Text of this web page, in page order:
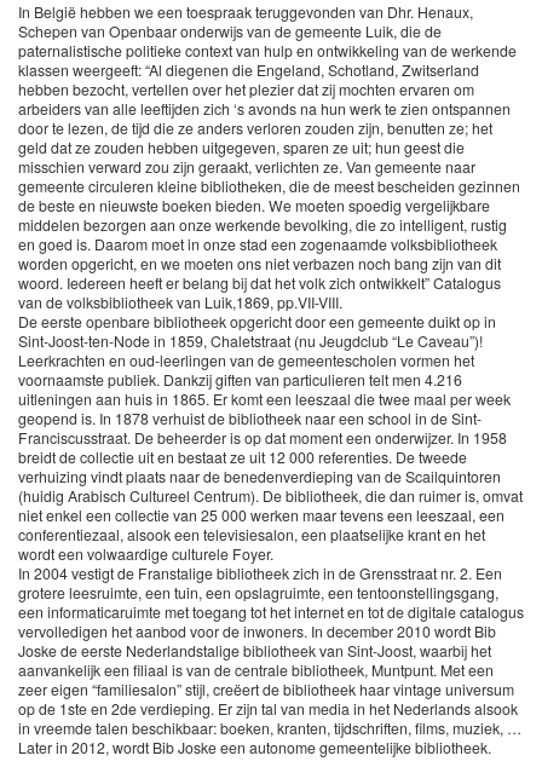
In België hebben we een toespraak teruggevonden van Dhr. Henaux,
Schepen van Openbaar onderwijs van de gemeente Luik, die de
paternalistische politieke context van hulp en ontwikkeling van de werkende
klassen weergeeft: “Al diegenen die Engeland, Schotland, Zwitserland
hebben bezocht, vertellen over het plezier dat zij mochten ervaren om
arbeiders van alle leeftijden zich ‘s avonds na hun werk te zien ontspannen
door te lezen, de tijd die ze anders verloren zouden zijn, benutten ze; het
geld dat ze zouden hebben uitgegeven, sparen ze uit; hun geest die
misschien verward zou zijn geraakt, verlichten ze. Van gemeente naar
gemeente circuleren kleine bibliotheken, die de meest bescheiden gezinnen
de beste en nieuwste boeken bieden. We moeten spoedig vergelijkbare
middelen bezorgen aan onze werkende bevolking, die zo intelligent, rustig
en goed is. Daarom moet in onze stad een zogenaamde volksbibliotheek
worden opgericht, en we moeten ons niet verbazen noch bang zijn van dit
woord. Iedereen heeft er belang bij dat het volk zich ontwikkelt” Catalogus
van de volksbibliotheek van Luik,1869, pp.VII-VIII.
De eerste openbare bibliotheek opgericht door een gemeente duikt op in
Sint-Joost-ten-Node in 1859, Chaletstraat (nu Jeugdclub “Le Caveau”)!
Leerkrachten en oud-leerlingen van de gemeentescholen vormen het
voornaamste publiek. Dankzij giften van particulieren telt men 4.216
uitleningen aan huis in 1865. Er komt een leeszaal die twee maal per week
geopend is. In 1878 verhuist de bibliotheek naar een school in de Sint-
Franciscusstraat. De beheerder is op dat moment een onderwijzer. In 1958
breidt de collectie uit en bestaat ze uit 12 000 referenties. De tweede
verhuizing vindt plaats naar de benedenverdieping van de Scailquintoren
(huidig Arabisch Cultureel Centrum). De bibliotheek, die dan ruimer is, omvat
niet enkel een collectie van 25 000 werken maar tevens een leeszaal, een
conferentiezaal, alsook een televisiesalon, een plaatselijke krant en het
wordt een volwaardige culturele Foyer.
In 2004 vestigt de Franstalige bibliotheek zich in de Grensstraat nr. 2. Een
grotere leesruimte, een tuin, een opslagruimte, een tentoonstellingsgang,
een informaticaruimte met toegang tot het internet en tot de digitale catalogus
vervolledigen het aanbod voor de inwoners. In december 2010 wordt Bib
Joske de eerste Nederlandstalige bibliotheek van Sint-Joost, waarbij het
aanvankelijk een filiaal is van de centrale bibliotheek, Muntpunt. Met een
zeer eigen “familiesalon” stijl, creëert de bibliotheek haar vintage universum
op de 1ste en 2de verdieping. Er zijn tal van media in het Nederlands alsook
in vreemde talen beschikbaar: boeken, kranten, tijdschriften, films, muziek, …
Later in 2012, wordt Bib Joske een autonome gemeentelijke bibliotheek.